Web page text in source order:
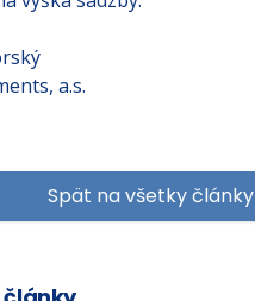
a.s.
Spät na všetky články